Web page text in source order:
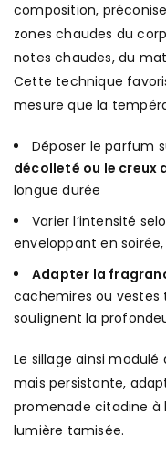
composition,
zones chaudes du
notes chaudes, du
Cette technique
mesure que la
Déposer le parfum
décolleté ou le creux
longue durée
Varier l’intensité
enveloppant en
Adapter la
cachemires ou
soulignent la
Le sillage ainsi
mais persistante,
promenade citadine à
lumière tamisée.